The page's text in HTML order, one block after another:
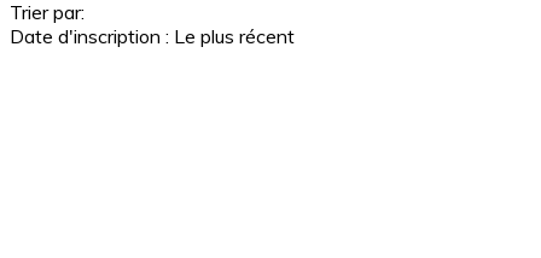
Trier par:
Date d'inscription : Le plus récent